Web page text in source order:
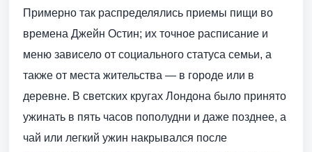
Примерно так распределялись приемы пищи во
времена Джейн Остин; их точное расписание и
меню зависело от социального статуса семьи, а
также от места жительства — в городе или в
деревне. В светских кругах Лондона было принято
ужинать в пять часов пополудни и даже позднее, а
чай или легкий ужин накрывался после